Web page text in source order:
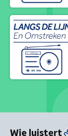
Wie luistert